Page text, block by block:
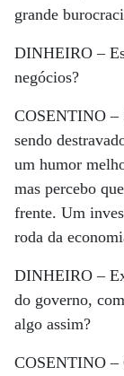
grande
DINHEIRO –
negócios?
COSENTINO –
sendo
um humor
mas percebo
frente. Um
roda da
DINHEIRO –
do governo,
algo assim?
COSENTINO –